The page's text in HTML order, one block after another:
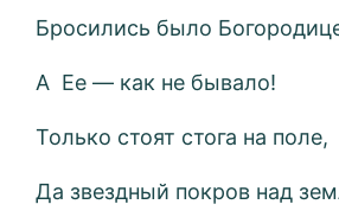
Бросились было
А Ее — как не бывало!
Только стоят стога на поле,
Да звездный покров над